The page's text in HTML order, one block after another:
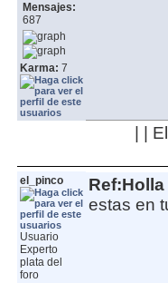
Mensajes:
687
Karma: 7
| |
el_pinco
Usuario
Experto
plata del
foro
estas en